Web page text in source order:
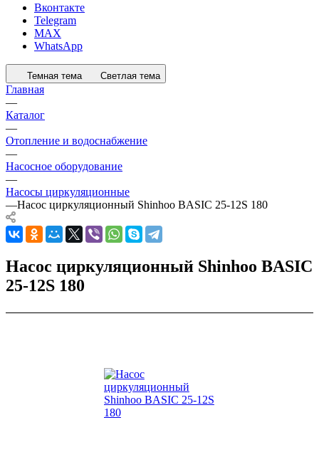
Вконтакте
Telegram
MAX
WhatsApp
Темная тема Светлая тема
Главная
—
Каталог
—
Отопление и водоснабжение
—
Насосное оборудование
—
Насосы циркуляционные
—Насос циркуляционный Shinhoo BASIC 25-12S 180
Насос циркуляционный Shinhoo BASIC
25-12S 180